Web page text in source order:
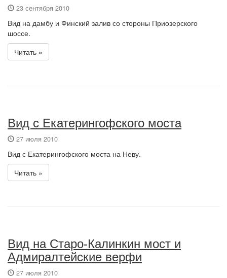
23 сентября 2010
Вид на дамбу и Финский залив со стороны Приозерского
шоссе.
Читать »
Вид с Екатерингофского моста
27 июля 2010
Вид с Екатерингофского моста на Неву.
Читать »
Вид на Старо-Калинкин мост и
Адмиралтейские верфи
27 июля 2010